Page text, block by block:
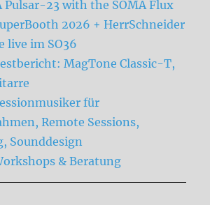
Pulsar-23 with the SOMA Flux
2026 + HerrSchneider
live im SO36
MagTone Classic-T,
für
Remote Sessions,
Sounddesign
& Beratung